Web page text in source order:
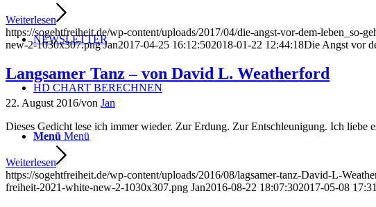
NEWSLETTER
HD CHART BERECHNEN
Menü Menü
Weiterlesen
https://sogehtfreiheit.de/wp-content/uploads/2017/04/die-angst-vor-dem-leben_so-
new-2-1030x307.png Jan2017-04-25 16:12:502018-01-22 12:44:18Die Angst vor
Langsamer Tanz – von David L. Weatherford
22. August 2016/von Jan
Dieses Gedicht lese ich immer wieder. Zur Erdung. Zur Entschleunigung. Ich
Weiterlesen
https://sogehtfreiheit.de/wp-content/uploads/2016/08/lagsamer-tanz-David-L-
freiheit-2021-white-new-2-1030x307.png Jan2016-08-22 18:07:302017-05-08